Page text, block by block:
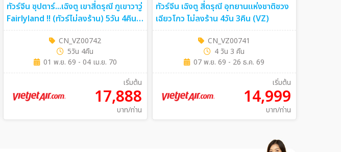
ทัวร์จีน ซุปตาร์...เฉิงตู เขาสี่ดรุณี ภูเขาวาวู่
Fairlyland !! (ทัวร์ไม่ลงร้าน) 5วัน 4คืน
(VZ)
CN_VZ00742
5วัน 4คืน
01 พ.ย. 69 - 04 เม.ย. 70
เริ่มต้น
17,888
บาท/ท่าน
ทัวร์จีน เฉิงตู สี่ดรุณี อุทยานแห่งชาติซวง
เฉียวโกว ไม่ลงร้าน 4วัน 3คืน (VZ)
CN_VZ00741
4 วัน 3 คืน
07 พ.ย. 69 - 26 ธ.ค. 69
เริ่มต้น
14,999
บาท/ท่าน